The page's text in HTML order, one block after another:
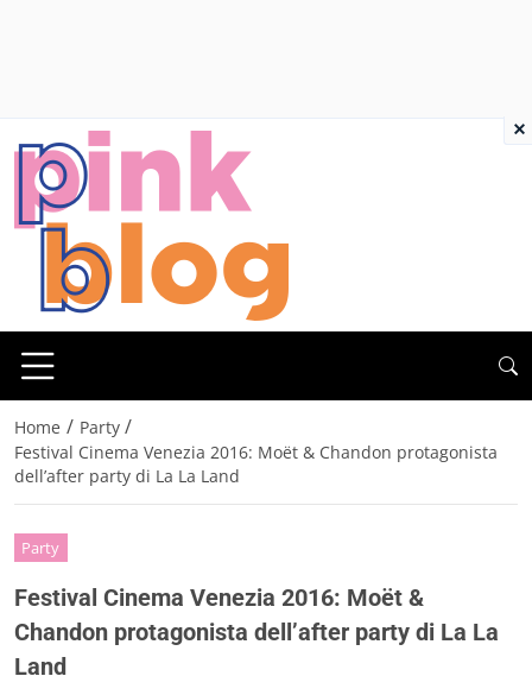
Home / Party /
Festival Cinema Venezia 2016: Moët & Chandon protagonista
dell’after party di La La Land
Party
Festival Cinema Venezia 2016: Moët &
Chandon protagonista dell’after party di La La
Land
×